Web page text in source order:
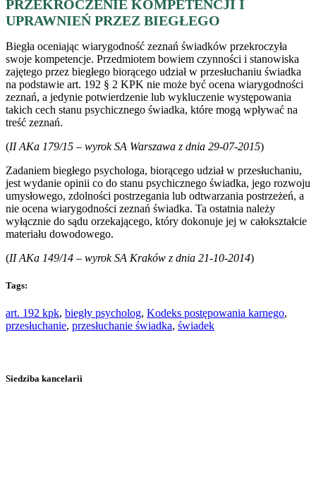
PRZEKROCZENIE KOMPETENCJI I
UPRAWNIEŃ PRZEZ BIEGŁEGO
Biegła oceniając wiarygodność zeznań świadków przekroczyła
swoje kompetencje. Przedmiotem bowiem czynności i stanowiska
zajętego przez biegłego biorącego udział w przesłuchaniu świadka
na podstawie art. 192 § 2 KPK nie może być ocena wiarygodności
zeznań, a jedynie potwierdzenie lub wykluczenie występowania
takich cech stanu psychicznego świadka, które mogą wpływać na
treść zeznań.
(II AKa 179/15 – wyrok SA Warszawa z dnia 29-07-2015)
Zadaniem biegłego psychologa, biorącego udział w przesłuchaniu,
jest wydanie opinii co do stanu psychicznego świadka, jego rozwoju
umysłowego, zdolności postrzegania lub odtwarzania postrzeżeń, a
nie ocena wiarygodności zeznań świadka. Ta ostatnia należy
wyłącznie do sądu orzekającego, który dokonuje jej w całokształcie
materiału dowodowego.
(II AKa 149/14 – wyrok SA Kraków z dnia 21-10-2014)
Tags:
art. 192 kpk, biegły psycholog, Kodeks postępowania karnego,
przesłuchanie, przesłuchanie świadka, świadek
Siedziba kancelarii